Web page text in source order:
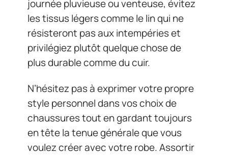
journée pluvieuse ou venteuse, évitez
les tissus légers comme le lin qui ne
résisteront pas aux intempéries et
privilégiez plutôt quelque chose de
plus durable comme du cuir.
N’hésitez pas à exprimer votre propre
style personnel dans vos choix de
chaussures tout en gardant toujours
en tête la tenue générale que vous
voulez créer avec votre robe. Assortir